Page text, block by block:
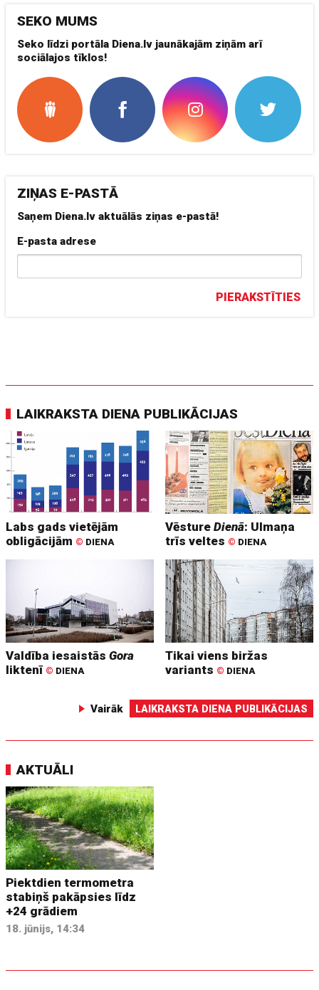
SEKO MUMS
Seko līdzi portāla Diena.lv jaunākajām ziņām arī
sociālajos tīklos!
ZIŅAS E-PASTĀ
Saņem Diena.lv aktuālās ziņas e-pastā!
E-pasta adrese
PIERAKSTĪTIES
LAIKRAKSTA DIENA PUBLIKĀCIJAS
Labs gads vietējām
obligācijām © DIENA
VēstureDienā: Ulmaņa
trīs veltes © DIENA
Valdība iesaistāsGora
liktenī © DIENA
Tikai viens biržas
variants © DIENA
Vairāk LAIKRAKSTA DIENA PUBLIKĀCIJAS
AKTUĀLI
Piektdien termometra
stabiņš pakāpsies līdz
+24 grādiem
18. jūnijs, 14:34